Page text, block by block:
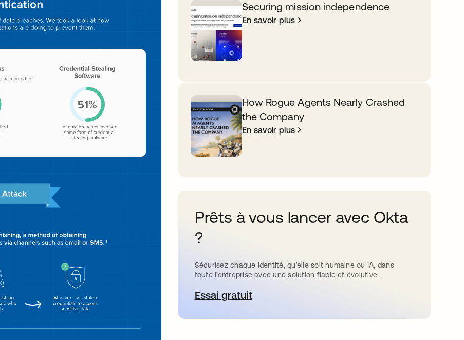
Securing mission independence
En savoir plus
How Rogue Agents Nearly Crashed
the Company
En savoir plus
Prêts à vous lancer avec Okta
?
Sécurisez chaque identité, qu’elle soit humaine ou IA, dans
toute l’entreprise avec une solution fiable et évolutive.
Essai gratuits’ouvre dans un nouvel onglet